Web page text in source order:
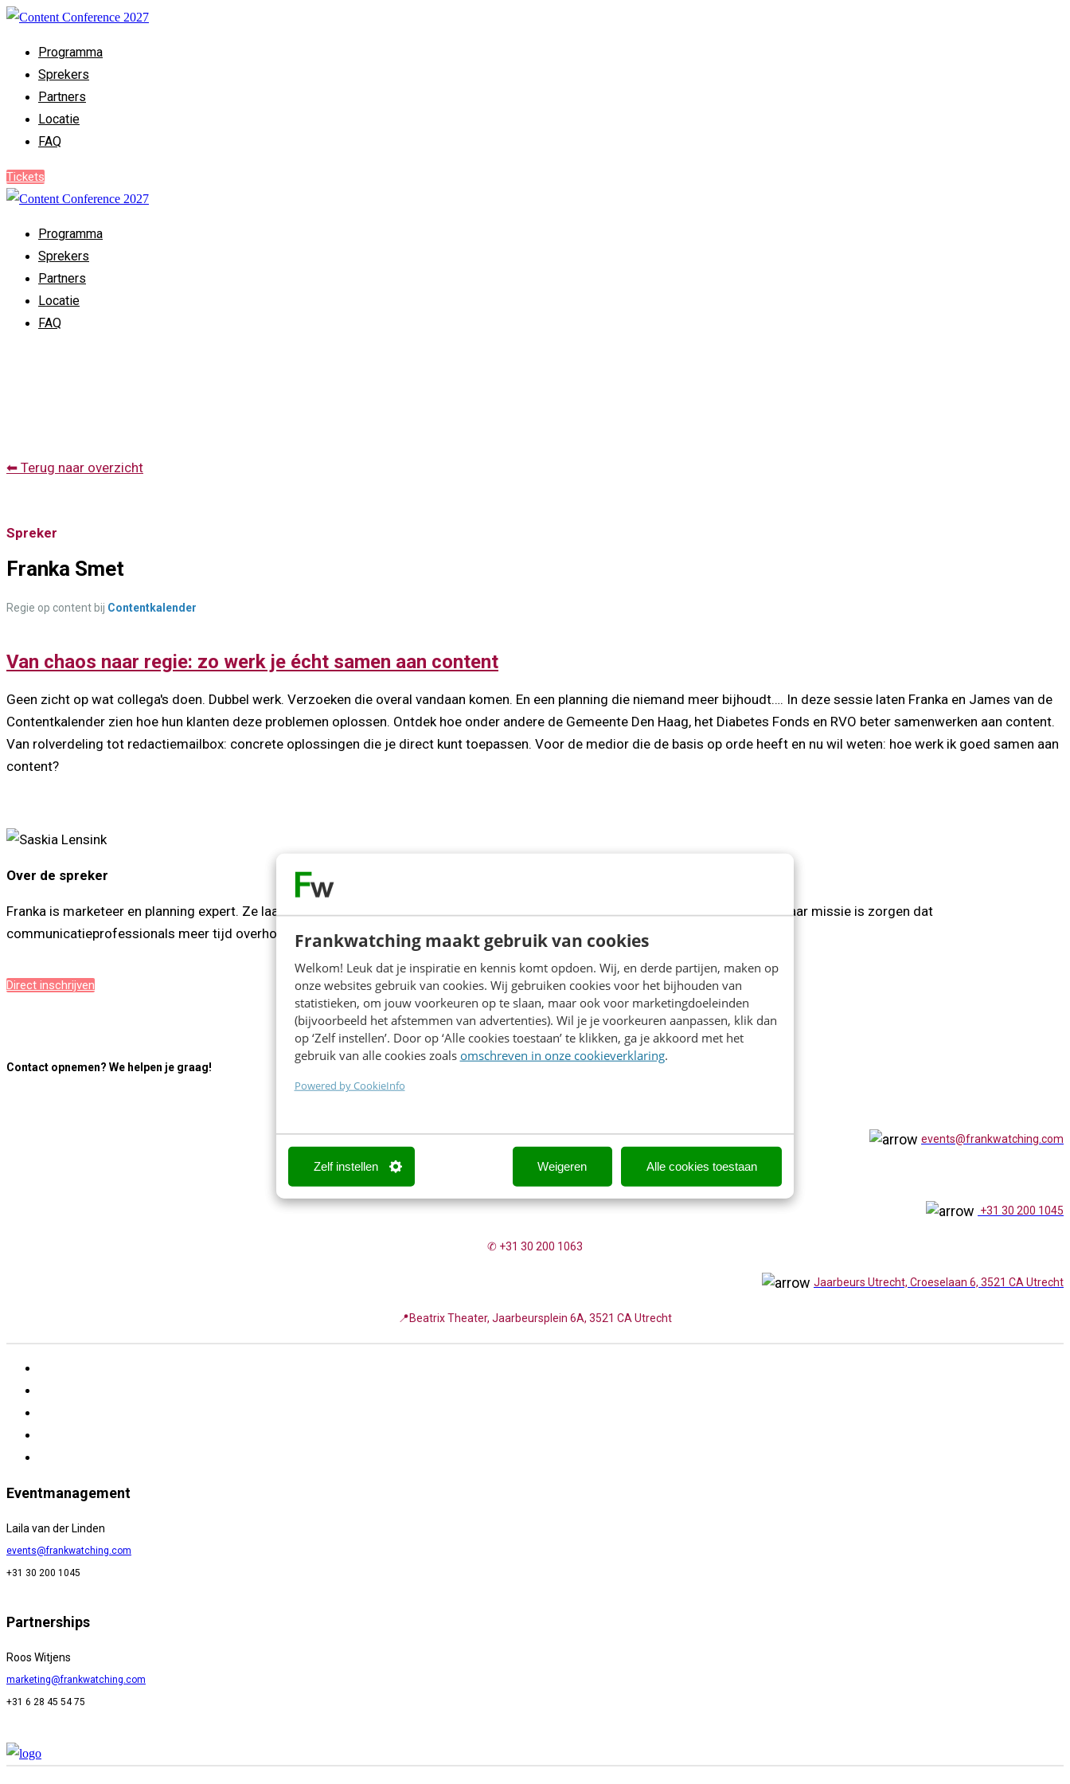
Frankwatching maakt gebruik van cookies
Welkom! Leuk dat je inspiratie en kennis komt opdoen. Wij, en derde partijen, maken op
onze websites gebruik van cookies. Wij gebruiken cookies voor het bijhouden van
statistieken, om jouw voorkeuren op te slaan, maar ook voor marketingdoeleinden
(bijvoorbeeld het afstemmen van advertenties). Wil je je voorkeuren aanpassen, klik dan
op ‘Zelf instellen’. Door op ‘Alle cookies toestaan’ te klikken, ga je akkoord met het
gebruik van alle cookies zoals omschreven in onze cookieverklaring.
Powered by CookieInfo
Zelf instellen Weigeren Alle cookies toestaan
Programma
Sprekers
Partners
Locatie
FAQ
Tickets
Programma
Sprekers
Partners
Locatie
FAQ
⬅ Terug naar overzicht
Spreker
Franka Smet
Regie op content bij Contentkalender
Van chaos naar regie: zo werk je écht samen aan content
Geen zicht op wat collega's doen. Dubbel werk. Verzoeken die overal vandaan komen. En een planning die niemand meer bijhoudt…. In deze sessie laten Franka en James van de
Contentkalender zien hoe hun klanten deze problemen oplossen. Ontdek hoe onder andere de Gemeente Den Haag, het Diabetes Fonds en RVO beter samenwerken aan content.
Van rolverdeling tot redactiemailbox: concrete oplossingen die je direct kunt toepassen. Voor de medior die de basis op orde heeft en nu wil weten: hoe werk ik goed samen aan
content?
Over de spreker
Franka is marketeer en planning expert. Ze laat contentteams zien dat plannen geen tijdverspilling is, maar juist grip geeft en rust. Haar missie is zorgen dat
communicatieprofessionals meer tijd overhouden voor het leukste van ons vak: content maken!
Direct inschrijven
Contact opnemen? We helpen je graag!
events@frankwatching.com
events@frankwatching.com
+31 30 200 1045
✆ +31 30 200 1063
Jaarbeurs Utrecht, Croeselaan 6, 3521 CA Utrecht
📍Beatrix Theater, Jaarbeursplein 6A, 3521 CA Utrecht
Eventmanagement
Laila van der Linden
events@frankwatching.com
+31 30 200 1045
Partnerships
Roos Witjens
marketing@frankwatching.com
+31 6 28 45 54 75